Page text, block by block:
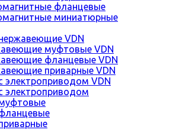
фланцевые
миниатюрные
VDN
муфтовые VDN
фланцевые VDN
приварные VDN
электроприводом VDN
электроприводом